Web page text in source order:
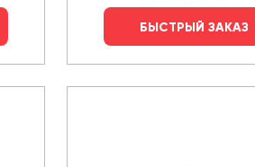
БЫСТРЫЙ ЗАКАЗ